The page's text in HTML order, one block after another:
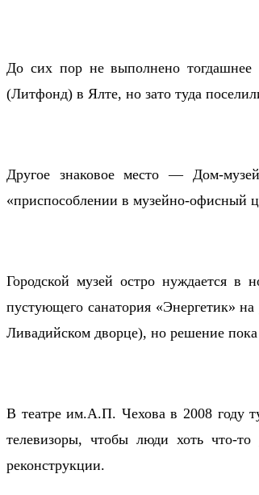
До сих пор не выполнено тогдашнее
(Литфонд) в Ялте, но зато туда
Другое знаковое место — Дом-
«приспособлении в музейно-офисный
Городской музей остро нуждается
пустующего санатория «Энергетик»
Ливадийском дворце), но решение
В театре им.А.П. Чехова в 2008 году
телевизоры, чтобы люди хоть что-
реконструкции.